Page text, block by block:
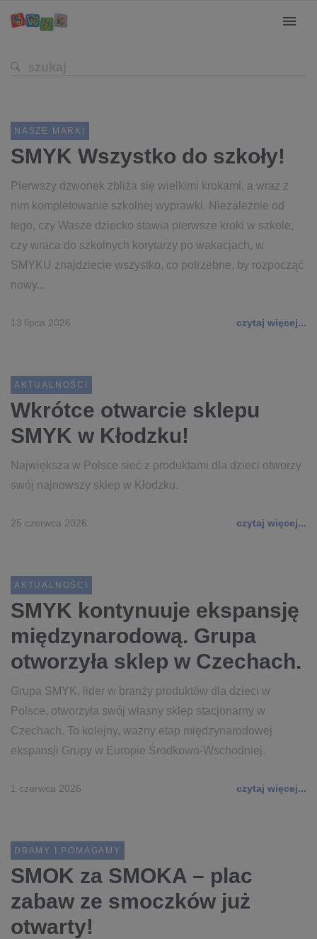
NASZE MARKI
SMYK Wszystko do szkoły!
Pierwszy dzwonek zbliża się wielkimi krokami, a wraz z
nim kompletowanie szkolnej wyprawki. Niezależnie od
tego, czy Wasze dziecko stawia pierwsze kroki w szkole,
czy wraca do szkolnych korytarzy po wakacjach, w
SMYKU znajdziecie wszystko, co potrzebne, by rozpocząć
nowy...
13 lipca 2026 czytaj więcej...
AKTUALNOŚCI
Wkrótce otwarcie sklepu
SMYK w Kłodzku!
Największa w Polsce sieć z produktami dla dzieci otworzy
swój najnowszy sklep w Kłodzku.
25 czerwca 2026 czytaj więcej...
AKTUALNOŚCI
SMYK kontynuuje ekspansję
międzynarodową. Grupa
otworzyła sklep w Czechach.
Grupa SMYK, lider w branży produktów dla dzieci w
Polsce, otworzyła swój własny sklep stacjonarny w
Czechach. To kolejny, ważny etap międzynarodowej
ekspansji Grupy w Europie Środkowo-Wschodniej.
1 czerwca 2026 czytaj więcej...
DBAMY I POMAGAMY
SMOK za SMOKA – plac
zabaw ze smoczków już
otwarty!